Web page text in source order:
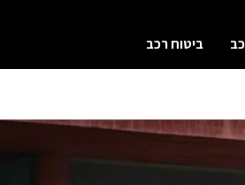
ביטוח רכב